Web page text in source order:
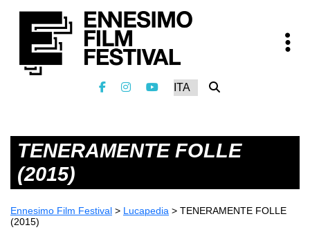
TENERAMENTE FOLLE
(2015)
Ennesimo Film Festival > Lucapedia > TENERAMENTE FOLLE
(2015)